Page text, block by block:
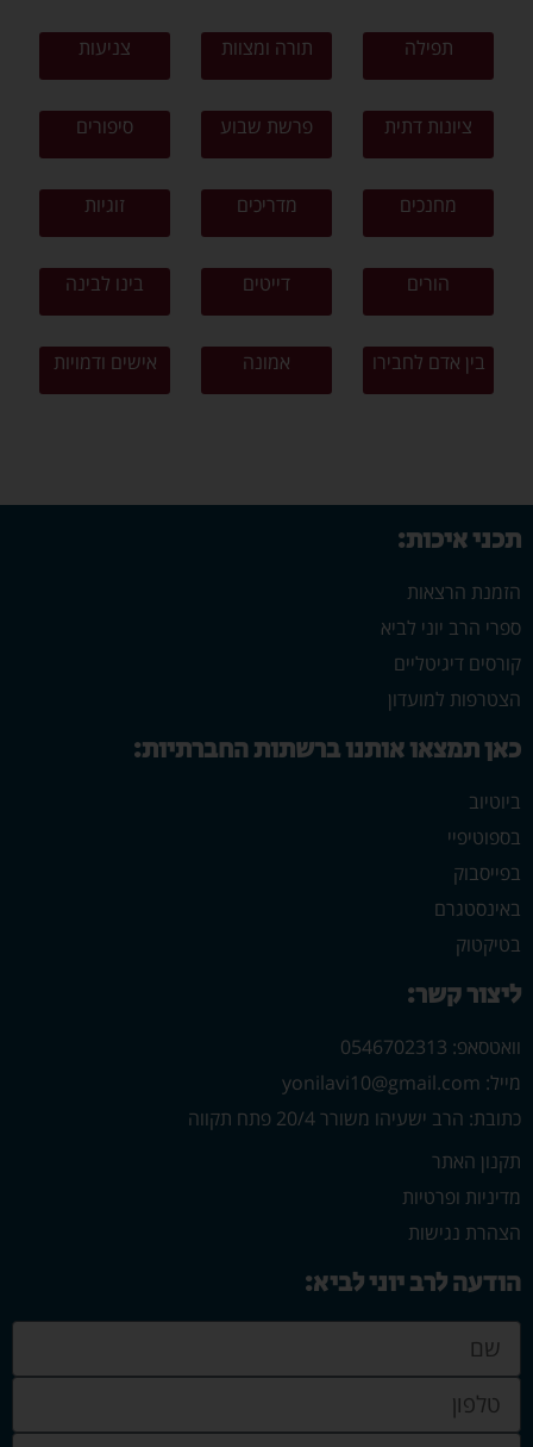
תפילה תורה ומצוות צניעות
ציונות דתית פרשת שבוע סיפורים
מחנכים מדריכים זוגיות
הורים דייטים בינו לבינה
בין אדם לחבירו אמונה אישים ודמויות
תכני איכות:
הזמנת הרצאות
ספרי הרב יוני לביא
קורסים דיגיטליים
הצטרפות למועדון
כאן תמצאו אותנו ברשתות החברתיות:
ביוטיוב
בספוטיפיי
בפייסבוק
באינסטגרם
בטיקטוק
ליצור קשר:
וואטסאפ: 0546702313
מייל: yonilavi10@gmail.com
כתובת: הרב ישעיהו משורר 20/4 פתח תקווה
תקנון האתר
מדיניות ופרטיות
הצהרת נגישות
הודעה לרב יוני לביא: